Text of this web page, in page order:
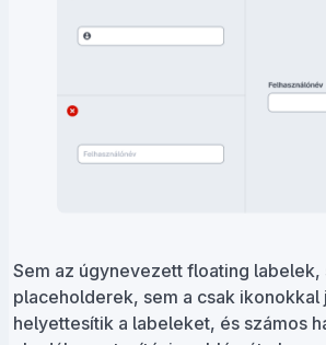
Sem az úgynevezett floating labelek,
placeholderek, sem a csak
helyettesítik a labeleket, és számos